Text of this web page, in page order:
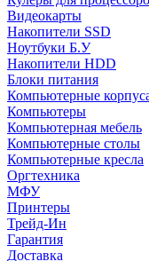
Видеокарты
Накопители SSD
Ноутбуки Б.У
Накопители HDD
Блоки питания
Компьютерные
Компьютеры
Компьютерная мебель
Компьютерные столы
Компьютерные кресла
Оргтехника
МФУ
Принтеры
Трейд-Ин
Гарантия
Доставка